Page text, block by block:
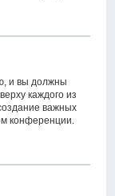
и вы должны
каждого из
важных
конференции.